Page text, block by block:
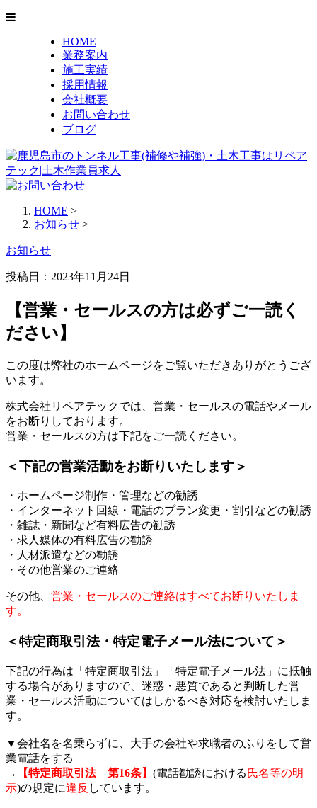
HOME
業務案内
施工実績
採用情報
会社概要
お問い合わせ
ブログ
HOME >
お知らせ >
お知らせ
投稿日：2023年11月24日
【営業・セールスの方は必ずご一読く
ださい】
この度は弊社のホームページをご覧いただきありがとうござ
います。
株式会社リペアテックでは、営業・セールスの電話やメール
をお断りしております。
営業・セールスの方は下記をご一読ください。
＜下記の営業活動をお断りいたします＞
・ホームページ制作・管理などの勧誘
・インターネット回線・電話のプラン変更・割引などの勧誘
・雑誌・新聞など有料広告の勧誘
・求人媒体の有料広告の勧誘
・人材派遣などの勧誘
・その他営業のご連絡
その他、 営業・セールスのご連絡はすべてお断りいたしま
す。
＜特定商取引法・特定電子メール法について＞
下記の行為は「特定商取引法」「特定電子メール法」に抵触
する場合がありますので、迷惑・悪質であると判断した営
業・セールス活動についてはしかるべき対応を検討いたしま
す。
▼会社名を名乗らずに、大手の会社や求職者のふりをして営
業電話をする
→
【特定商取引法 第16条】 (電話勧誘における氏名等の明
示)の規定に違反 しています。